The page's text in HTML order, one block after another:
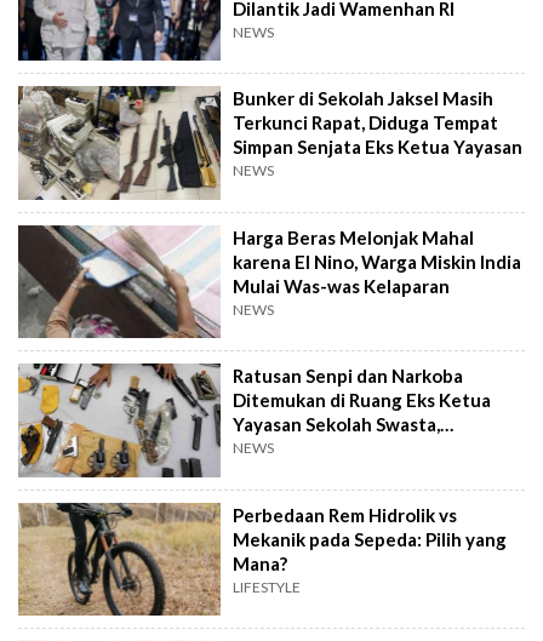
Dilantik Jadi Wamenhan RI
NEWS
Bunker di Sekolah Jaksel Masih
Terkunci Rapat, Diduga Tempat
Simpan Senjata Eks Ketua Yayasan
NEWS
Harga Beras Melonjak Mahal
karena El Nino, Warga Miskin India
Mulai Was-was Kelaparan
NEWS
Ratusan Senpi dan Narkoba
Ditemukan di Ruang Eks Ketua
Yayasan Sekolah Swasta,
Pengelola Buka Suara
NEWS
Perbedaan Rem Hidrolik vs
Mekanik pada Sepeda: Pilih yang
Mana?
LIFESTYLE